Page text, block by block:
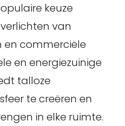
keuze
van
en commerciële
en energiezuinige
talloze
te creëren en
in elke ruimte.